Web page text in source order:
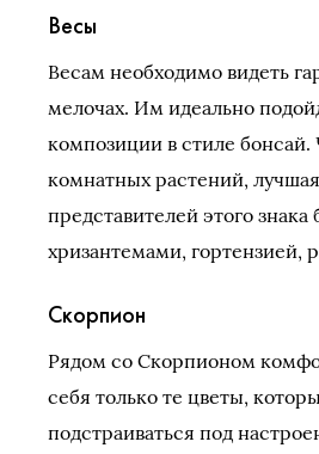
Весы
Весам необходимо видеть
мелочах. Им идеально
композиции в стиле бонсай.
комнатных растений,
представителей этого знака
хризантемами, гортензией,
Скорпион
Рядом со Скорпионом
себя только те цветы,
подстраиваться под